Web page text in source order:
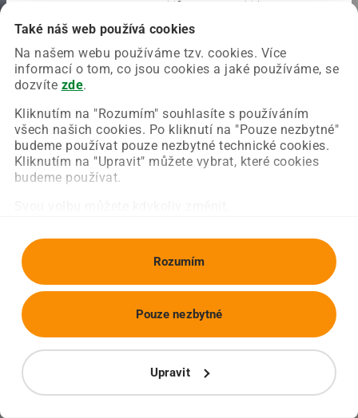
Také náš web používá cookies
Na našem webu používáme tzv. cookies. Více
informací o tom, co jsou cookies a jaké používáme, se
dozvíte zde.
Kliknutím na "Rozumím" souhlasíte s používáním
všech našich cookies. Po kliknutí na "Pouze nezbytné"
budeme používat pouze nezbytné technické cookies.
Kliknutím na "Upravit" můžete vybrat, které cookies
budeme používat.
Rozumím
Upravit
Pouze nezbytné
Chyba nastala na naší straně a už ji opravujeme.
Zkuste prosím znovu načíst požadovanou stránku.
Obnovit stránku Úvodní strana